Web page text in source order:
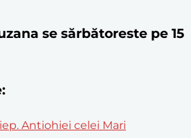
se sărbătoreste pe 15
Antiohiei celei Mari